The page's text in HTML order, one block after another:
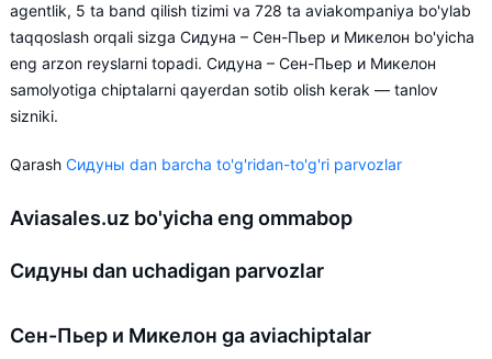
agentlik, 5 ta band qilish tizimi va 728 ta aviakompaniya bo'ylab
taqqoslash orqali sizga Сидуна – Сен-Пьер и Микелон bo'yicha
eng arzon reyslarni topadi. Сидуна – Сен-Пьер и Микелон
samolyotiga chiptalarni qayerdan sotib olish kerak — tanlov
sizniki.
Qarash Сидуны dan barcha to'g'ridan-to'g'ri parvozlar
Aviasales.uz bo'yicha eng ommabop
Сидуны dan uchadigan parvozlar
Сен-Пьер и Микелон ga aviachiptalar